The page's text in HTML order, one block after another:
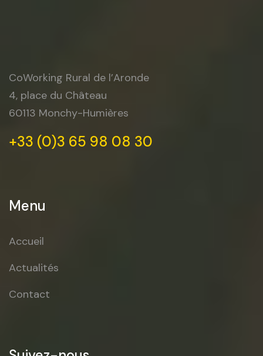
CoWorking Rural de l’Aronde
4, place du Château
60113 Monchy-Humières
+33 (0)3 65 98 08 30
Menu
Accueil
Actualités
Contact